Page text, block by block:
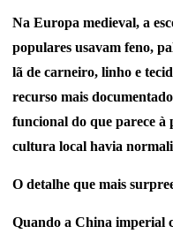
Na Europa medieval, a
populares usavam feno,
lã de carneiro, linho e
recurso mais
funcional do que parece à
cultura local havia
O detalhe que mais
Quando a China imperial